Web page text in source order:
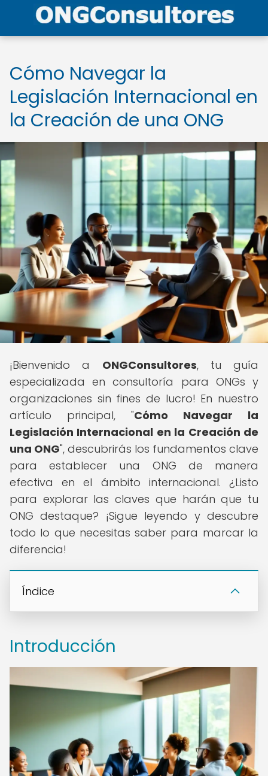
Cómo Navegar la
Legislación Internacional en
la Creación de una ONG
¡Bienvenido a ONGConsultores, tu guía
especializada en consultoría para ONGs y
organizaciones sin fines de lucro! En nuestro
artículo principal, "Cómo Navegar la
Legislación Internacional en la Creación de
una ONG", descubrirás los fundamentos clave
para establecer una ONG de manera
efectiva en el ámbito internacional. ¿Listo
para explorar las claves que harán que tu
ONG destaque? ¡Sigue leyendo y descubre
todo lo que necesitas saber para marcar la
diferencia!
Índice
Introducción